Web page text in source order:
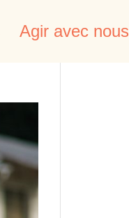
Agir avec nous